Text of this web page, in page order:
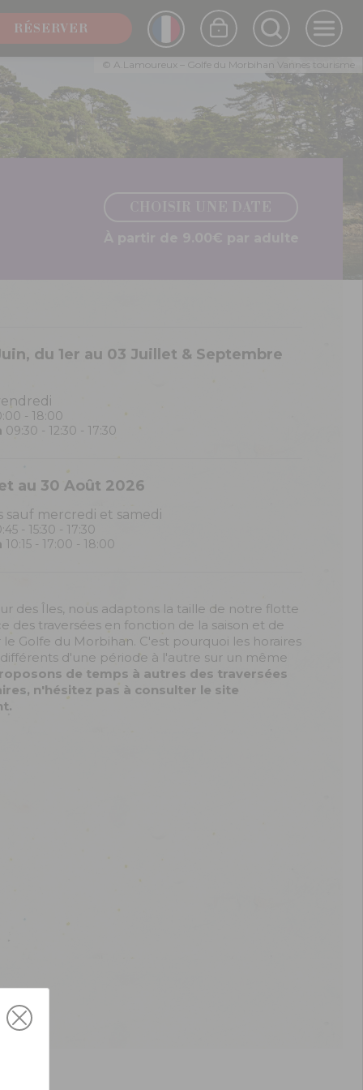
RÉSERVER FRENCH
ENGLISH
© A.Lamoureux – Golfe du Morbihan Vannes tourisme
du 1er au 03 Juillet & Septembre
- 18:00
09:30 - 12:30 - 17:30
au 30 Août 2026
sauf mercredi et samedi
- 15:30 - 17:30
10:15 - 17:00 - 18:00
des Îles, nous adaptons la taille de notre flotte
des traversées en fonction de la saison et de
Golfe du Morbihan. C'est pourquoi les horaires
d'une période à l'autre sur un même
de temps à autres des traversées
n'hésitez pas à consulter le site